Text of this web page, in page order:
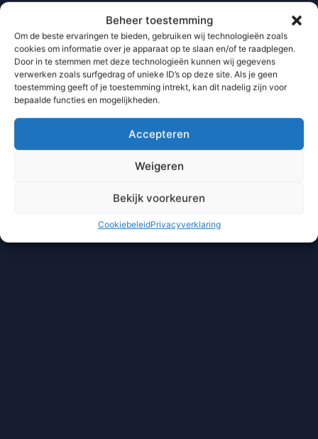
Beheer toestemming
Om de beste ervaringen te bieden, gebruiken wij technologieën zoals
cookies om informatie over je apparaat op te slaan en/of te raadplegen.
Door in te stemmen met deze technologieën kunnen wij gegevens
verwerken zoals surfgedrag of unieke ID’s op deze site. Als je geen
toestemming geeft of je toestemming intrekt, kan dit nadelig zijn voor
bepaalde functies en mogelijkheden.
Accepteren
Weigeren
Bekijk voorkeuren
CookiebeleidPrivacyverklaring